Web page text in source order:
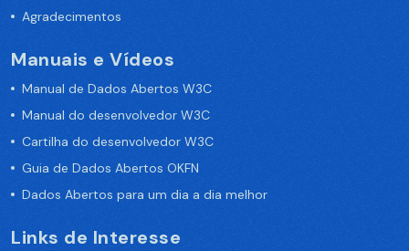
Agradecimentos
Manuais e Vídeos
Manual de Dados Abertos W3C
Manual do desenvolvedor W3C
Cartilha do desenvolvedor W3C
Guia de Dados Abertos OKFN
Dados Abertos para um dia a dia melhor
Links de Interesse